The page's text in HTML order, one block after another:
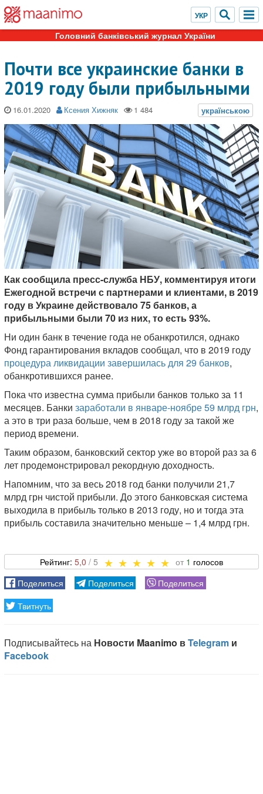
Головний банківський журнал України
Почти все украинские банки в
2019 году были прибыльными
16.01.2020 Ксения Хижняк
Как сообщила пресс-служба НБУ, комментируя итоги
Ежегодной встречи с партнерами и клиентами, в 2019
году в Украине действовало 75 банков, а
прибыльными были 70 из них, то есть 93%.
Ни один банк в течение года не обанкротился, однако
Фонд гарантирования вкладов сообщал, что в 2019 году
процедура ликвидации завершилась для 29 банков,
обанкротившихся ранее.
Пока что известна сумма прибыли банков только за 11
месяцев. Банки заработали в январе-ноябре 59 млрд грн,
а это в три раза больше, чем в 2018 году за такой же
период времени.
Таким образом, банковский сектор уже во второй раз за 6
лет продемонстрировал рекордную доходность.
Напомним, что за весь 2018 год банки получили 21,7
млрд грн чистой прибыли. До этого банковская система
выходила в прибыль только в 2013 году, но и тогда эта
прибыль составила значительно меньше – 1,4 млрд грн.
5,0 1